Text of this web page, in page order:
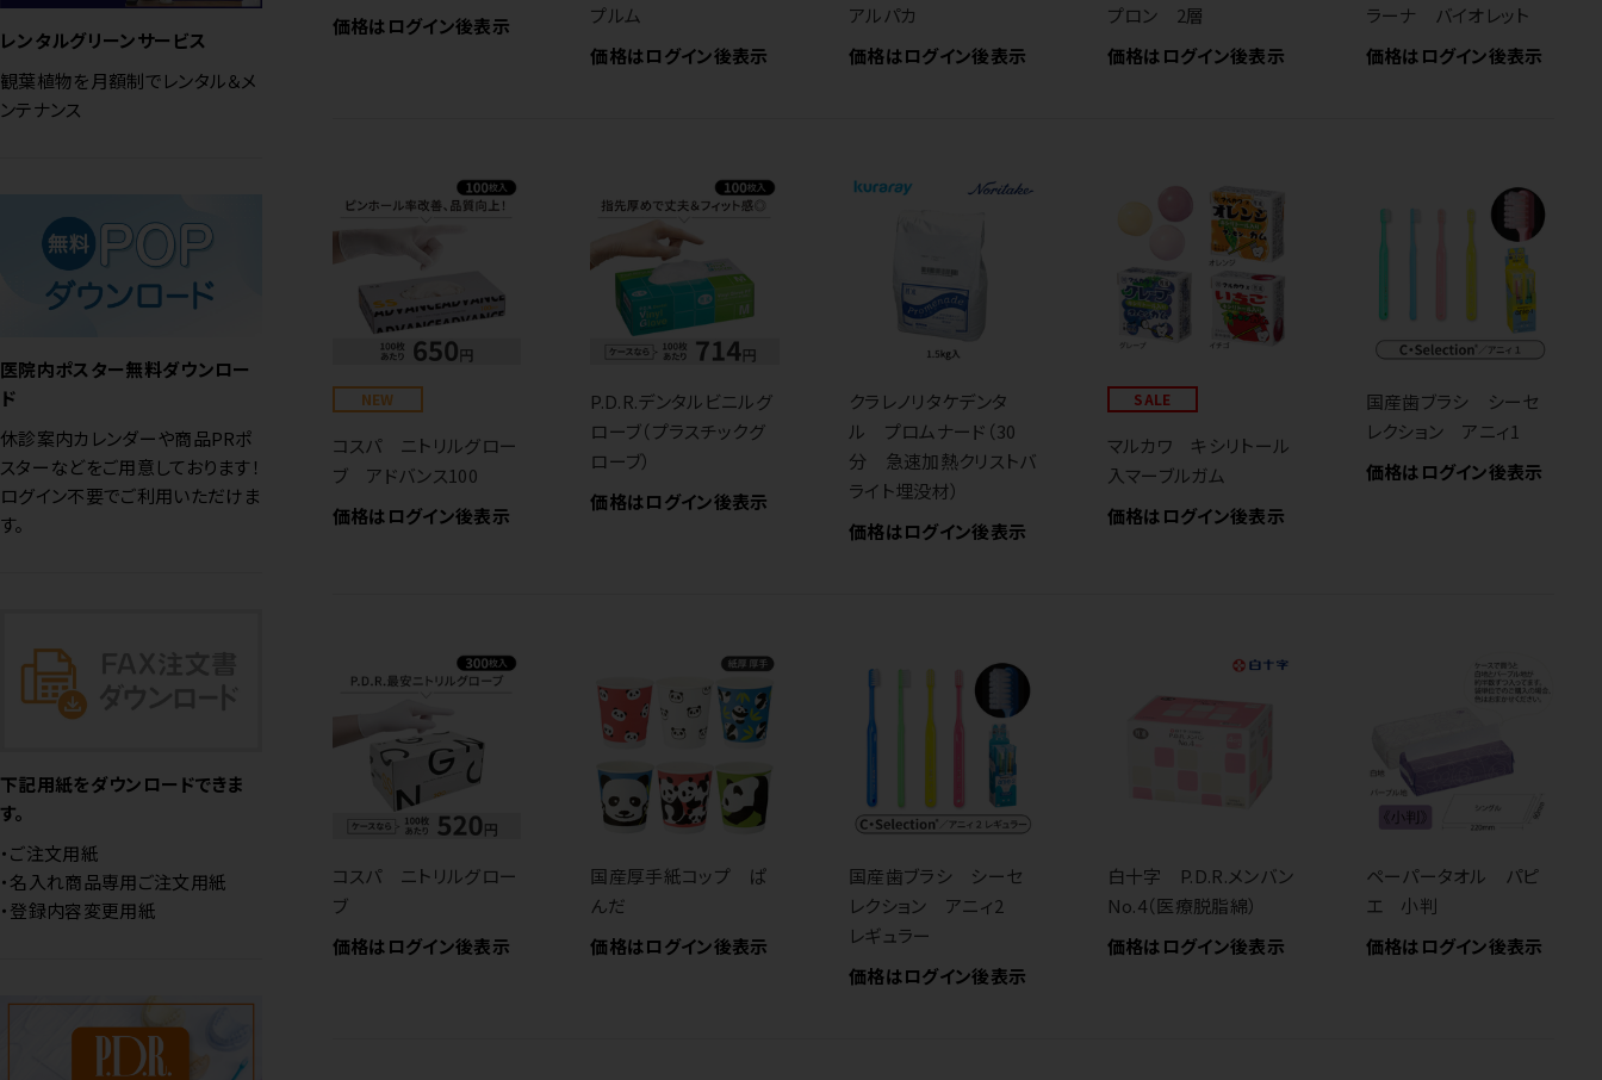
レンタルグリーンサービス
観葉植物を月額制でレンタル＆メ
ンテナンス
医院内ポスター無料ダウンロー
ド
休診案内カレンダーや商品PRポ
スターなどをご用意しております！
ログイン不要でご利用いただけま
す。
下記用紙をダウンロードできま
す。
・ご注文用紙
・名入れ商品専用ご注文用紙
・登録内容変更用紙
価格はログイン後表示
プルム
価格はログイン後表示
アルパカ
価格はログイン後表示
プロン 2層
価格はログイン後表示
ラーナ バイオレット
価格はログイン後表示
NEW
コスパ ニトリルグロー
ブ アドバンス100
価格はログイン後表示
P.D.R.デンタルビニルグ
ローブ（プラスチックグ
ローブ）
価格はログイン後表示
クラレノリタケデンタ
ル プロムナード（30
分 急速加熱クリストバ
ライト埋没材）
価格はログイン後表示
SALE
マルカワ キシリトール
入マーブルガム
価格はログイン後表示
国産歯ブラシ シーセ
レクション アニィ1
価格はログイン後表示
コスパ ニトリルグロー
ブ
価格はログイン後表示
国産厚手紙コップ ぱ
んだ
価格はログイン後表示
国産歯ブラシ シーセ
レクション アニィ2
レギュラー
価格はログイン後表示
白十字 P.D.R.メンバン
No.4（医療脱脂綿）
価格はログイン後表示
ペーパータオル パピ
エ 小判
価格はログイン後表示